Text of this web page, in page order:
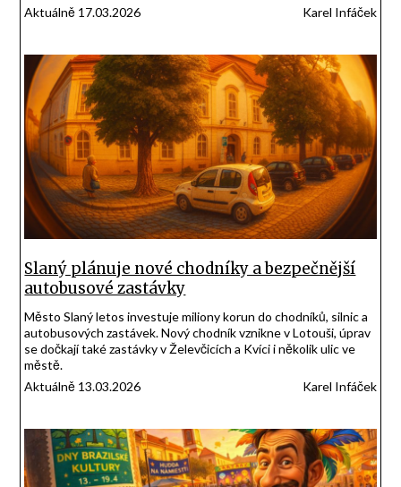
Aktuálně 17.03.2026
Karel Infáček
Slaný plánuje nové chodníky a bezpečnější
autobusové zastávky
Město Slaný letos investuje miliony korun do chodníků, silnic a
autobusových zastávek. Nový chodník vznikne v Lotouši, úprav
se dočkají také zastávky v Želevčicích a Kvíci i několik ulic ve
městě.
Aktuálně 13.03.2026
Karel Infáček